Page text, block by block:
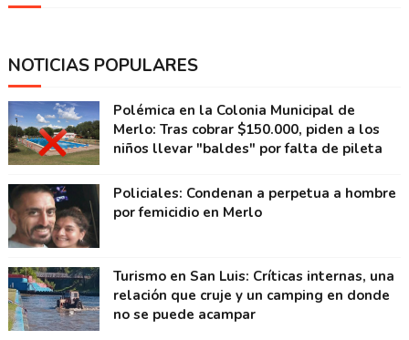
NOTICIAS POPULARES
Polémica en la Colonia Municipal de
Merlo: Tras cobrar $150.000, piden a los
niños llevar "baldes" por falta de pileta
Policiales: Condenan a perpetua a hombre
por femicidio en Merlo
Turismo en San Luis: Críticas internas, una
relación que cruje y un camping en donde
no se puede acampar